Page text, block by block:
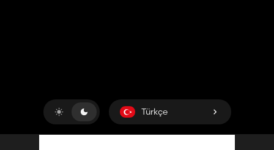
Türkçe